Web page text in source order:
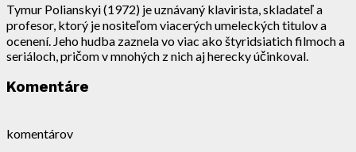
Tymur Polianskyi (1972) je uznávaný klavirista, skladateľ a
profesor, ktorý je nositeľom viacerých umeleckých titulov a
ocenení. Jeho hudba zaznela vo viac ako štyridsiatich filmoch a
seriáloch, pričom v mnohých z nich aj herecky účinkoval.
Komentáre
komentárov